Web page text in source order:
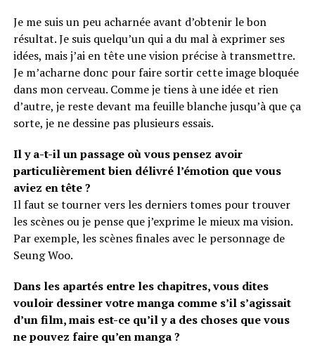
Je me suis un peu acharnée avant d’obtenir le bon
résultat. Je suis quelqu’un qui a du mal à exprimer ses
idées, mais j’ai en tête une vision précise à transmettre.
Je m’acharne donc pour faire sortir cette image bloquée
dans mon cerveau. Comme je tiens à une idée et rien
d’autre, je reste devant ma feuille blanche jusqu’à que ça
sorte, je ne dessine pas plusieurs essais.
Il y a-t-il un passage où vous pensez avoir
particulièrement bien délivré l’émotion que vous
aviez en tête ?
Il faut se tourner vers les derniers tomes pour trouver
les scènes ou je pense que j’exprime le mieux ma vision.
Par exemple, les scènes finales avec le personnage de
Seung Woo.
Dans les apartés entre les chapitres, vous dites
vouloir dessiner votre manga comme s’il s’agissait
d’un film, mais est-ce qu’il y a des choses que vous
ne pouvez faire qu’en manga ?